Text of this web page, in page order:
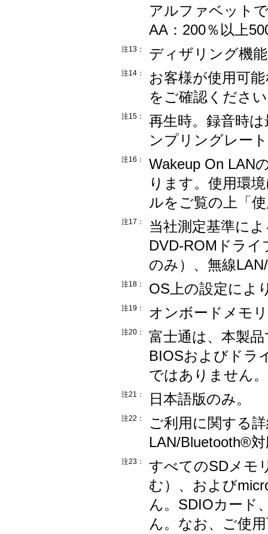
アルファベット
AA：200％以上
注13： ディザリング機
注14：
お客様が使用可
をご確認くださ
注15：
再生時。録音時
ンプリングレー
注16：
Wakeup On LAN
ります。使用環
ルをご覧の上「
注17：
当社測定基準に
DVD-ROMドラ
のみ）、無線
注18： OS上の設定によ
注19： オンボードメモ
注20：
富士通は、本製
BIOSおよびドラ
ではありません。
注21： 日本語版のみ。
注22：
ご利用に関する
LAN/Bluetooth®
注23：
すべてのSDメモ
む）、および
ん。SDIOカード
ん。なお、ご使